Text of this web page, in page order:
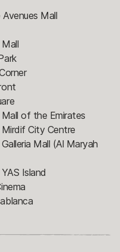
Mall
of the Emirates
City Centre
Mall (Al Maryah
Island